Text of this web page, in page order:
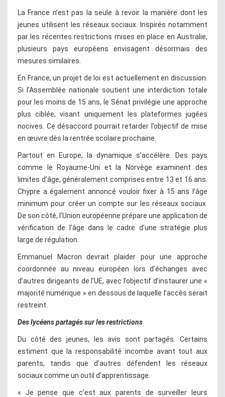
La France n’est pas la seule à revoir la manière dont les
jeunes utilisent les réseaux sociaux. Inspirés notamment
par les récentes restrictions mises en place en Australie,
plusieurs pays européens envisagent désormais des
mesures similaires.
En France, un projet de loi est actuellement en discussion.
Si l’Assemblée nationale soutient une interdiction totale
pour les moins de 15 ans, le Sénat privilégie une approche
plus ciblée, visant uniquement les plateformes jugées
nocives. Ce désaccord pourrait retarder l’objectif de mise
en œuvre dès la rentrée scolaire prochaine.
Partout en Europe, la dynamique s’accélère. Des pays
comme le Royaume-Uni et la Norvège examinent des
limites d’âge, généralement comprises entre 13 et 16 ans.
Chypre a également annoncé vouloir fixer à 15 ans l’âge
minimum pour créer un compte sur les réseaux sociaux.
De son côté, l’Union européenne prépare une application de
vérification de l’âge dans le cadre d’une stratégie plus
large de régulation.
Emmanuel Macron devrait plaider pour une approche
coordonnée au niveau européen lors d’échanges avec
d’autres dirigeants de l’UE, avec l’objectif d’instaurer une «
majorité numérique » en dessous de laquelle l’accès serait
restreint.
Des lycéens partagés sur les restrictions
Du côté des jeunes, les avis sont partagés. Certains
estiment que la responsabilité incombe avant tout aux
parents, tandis que d’autres défendent les réseaux
sociaux comme un outil d’apprentissage.
« Je pense que c’est aux parents de surveiller leurs